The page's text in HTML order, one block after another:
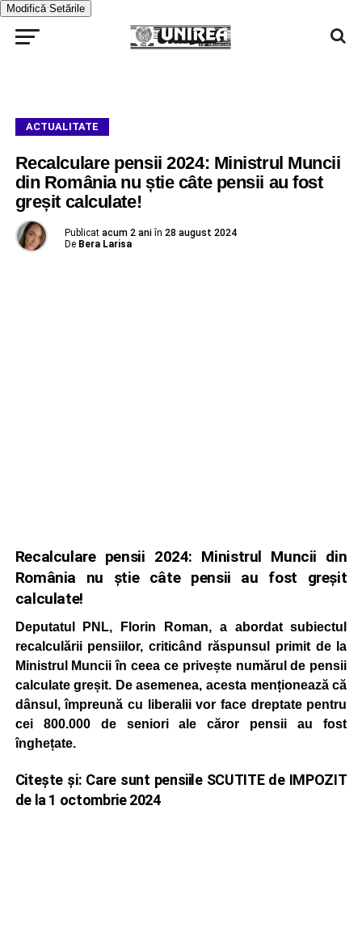
Modifică Setările
ACTUALITATE
Recalculare pensii 2024: Ministrul Muncii
din România nu știe câte pensii au fost
greșit calculate!
Publicat acum 2 ani în 28 august 2024
De Bera Larisa
Recalculare pensii 2024: Ministrul Muncii din
România nu știe câte pensii au fost greșit
calculate!
Deputatul PNL, Florin Roman, a abordat subiectul
recalculării pensiilor, criticând răspunsul primit de la
Ministrul Muncii în ceea ce privește numărul de pensii
calculate greșit. De asemenea, acesta menționează că
dânsul, împreună cu liberalii vor face dreptate pentru
cei 800.000 de seniori ale căror pensii au fost
înghețate.
Citește și: Care sunt pensiile SCUTITE de IMPOZIT
de la 1 octombrie 2024